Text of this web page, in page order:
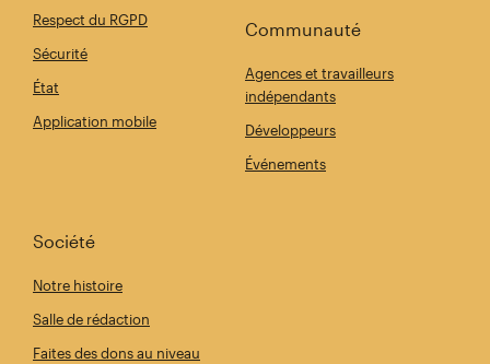
Respect du RGPD
Sécurité
État
Application mobile
Communauté
Agences et travailleurs
indépendants
Développeurs
Événements
Société
Notre histoire
Salle de rédaction
Faites des dons au niveau